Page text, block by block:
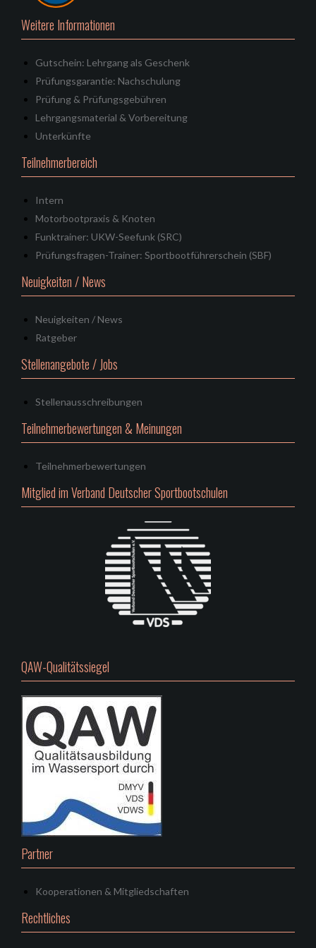
Weitere Informationen
Gutschein: Lehrgang als Geschenk
Prüfungsgarantie: Nachschulung
Prüfung & Prüfungsgebühren
Lehrgangsmaterial & Vorbereitung
Unterkünfte
Teilnehmerbereich
Intern
Motorbootpraxis & Knoten
Funktrainer: UKW-Seefunk (SRC)
Prüfungsfragen-Trainer: Sportbootführerschein (SBF)
Neuigkeiten / News
Neuigkeiten / News
Ratgeber
Stellenangebote / Jobs
Stellenausschreibungen
Teilnehmerbewertungen & Meinungen
Teilnehmerbewertungen
Mitglied im Verband Deutscher Sportbootschulen
QAW-Qualitätssiegel
Partner
Kooperationen & Mitgliedschaften
Rechtliches